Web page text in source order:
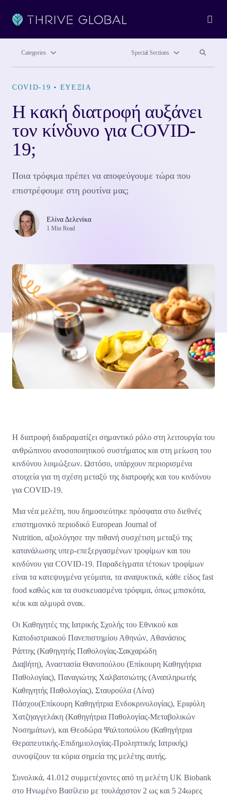
Categories Special Sections Search site
COVID-19 • ΕΥΕΞΊΑ
Η κακή διατροφή αυξάνει
τον κίνδυνο για COVID-
19;
Ποια τρόφιμα πρέπει να αποφεύγουμε τώρα που
επιστρέφουμε στη ρουτίνα μας;
Ελίνα Δελενίκα
1 Min Read
Η διατροφή διαδραματίζει σημαντικό ρόλο στη λειτουργία του
ανθρώπινου ανοσοποιητικού συστήματος και στη μείωση του
κινδύνου λοιμώξεων. Ωστόσο, υπάρχουν περιορισμένα
στοιχεία για τη σχέση μεταξύ της διατροφής και του κινδύνου
για COVID-19.
Μια νέα μελέτη, που δημοσιεύτηκε πρόσφατα στο διεθνές
επιστημονικό περιοδικό European Journal of
Nutrition, αξιολόγησε την πιθανή συσχέτιση μεταξύ της
κατανάλωσης υπερ-επεξεργασμένων τροφίμων και του
κινδύνου για COVID-19. Παραδείγματα τέτοιων τροφίμων
είναι τα κατεψυγμένα γεύματα, τα αναψυκτικά, κάθε είδος fast
food καθώς και τα συσκευασμένα τρόφιμα, όπως μπισκότα,
κέικ και αλμυρά σνακ.
Οι Καθηγητές της Ιατρικής Σχολής του Εθνικού και
Καποδιστριακού Πανεπιστημίου Αθηνών, Αθανάσιος
Ράπτης (Καθηγητής Παθολογίας-Σακχαρώδη
Διαβήτη), Αναστασία Θανοπούλου (Επίκουρη Καθηγήτρια
Παθολογίας), Παναγιώτης Χαλβατσιώτης (Αναπληρωτής
Καθηγητής Παθολογίας), Σταυρούλα (Λίνα)
Πάσχου(Επίκουρη Καθηγήτρια Ενδοκρινολογίας), Εριφύλη
Χατζηαγγελάκη (Καθηγήτρια Παθολογίας-Μεταβολικών
Νοσημάτων), και Θεοδώρα Ψαλτοπούλου (Καθηγήτρια
Θεραπευτικής-Επιδημιολογίας-Προληπτικής Ιατρικής)
συνοψίζουν τα κύρια σημεία της μελέτης αυτής.
Συνολικά, 41.012 συμμετέχοντες από τη μελέτη UK Biobank
στο Ηνωμένο Βασίλειο με τουλάχιστον 2 ως και 5 24ωρες